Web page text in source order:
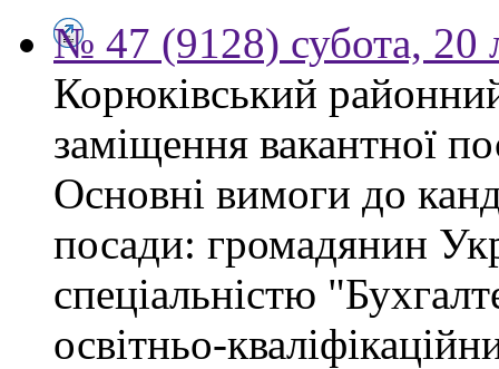
№ 47 (9128) субота, 20
Корюківський
заміщення вакантної
Основні вимоги до
посади: громадянин
спеціальністю
освітньо-